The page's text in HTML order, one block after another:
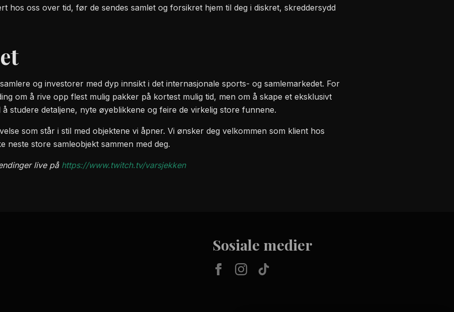
hos oss over tid, før de sendes samlet og forsikret hjem til deg i diskret, skreddersydd
og investorer med dyp innsikt i det internasjonale sports- og samlemarkedet. For
om å rive opp flest mulig pakker på kortest mulig tid, men om å skape et eksklusivt
studere detaljene, nyte øyeblikkene og feire de virkelig store funnene.
som står i stil med objektene vi åpner. Vi ønsker deg velkommen som klient hos
neste store samleobjekt sammen med deg.
live på https://www.twitch.tv/varsjekken
Sosiale medier